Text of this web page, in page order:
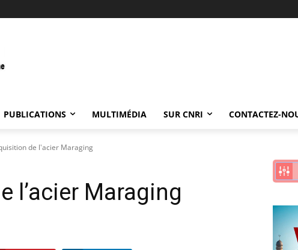
PUBLICATIONS MULTIMÉDIA SUR CNRI CONTACTEZ-
de l'acier Maraging
l’acier Maraging